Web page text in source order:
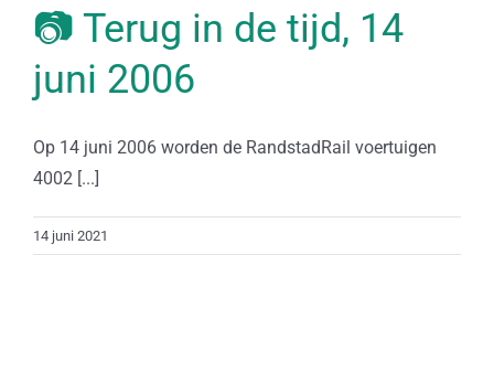
📷 Terug in de tijd, 14
juni 2006
Op 14 juni 2006 worden de RandstadRail voertuigen
4002 [...]
14 juni 2021